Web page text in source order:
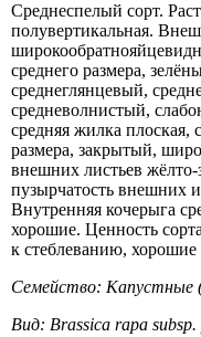
Среднеспелый сорт.
полувертикальная.
среднего размера,
среднеглянцевый,
средневолнистый,
средняя жилка
размера, закрытый,
внешних листьев жёлто-
пузырчатость внешних
Внутренняя кочерыга
хорошие. Ценность
к стеблеванию, хорошие
Семейство: Капустные
Вид: Brassica rapa subsp.